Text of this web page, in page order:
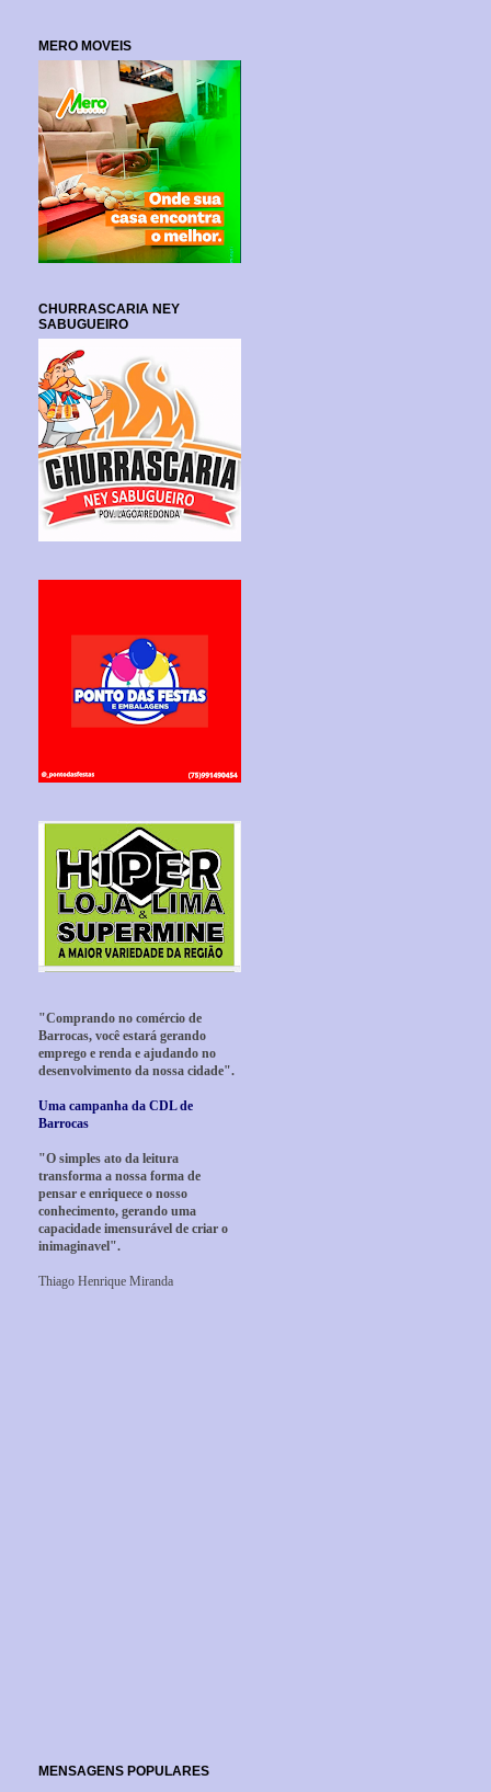
MERO MOVEIS
CHURRASCARIA NEY
SABUGUEIRO
"Comprando no comércio de
Barrocas, você estará gerando
emprego e renda e ajudando no
desenvolvimento da nossa cidade".
Uma campanha da CDL de
Barrocas
"O simples ato da leitura
transforma a nossa forma de
pensar e enriquece o nosso
conhecimento, gerando uma
capacidade imensurável de criar o
inimaginavel".
Thiago Henrique Miranda
MENSAGENS POPULARES